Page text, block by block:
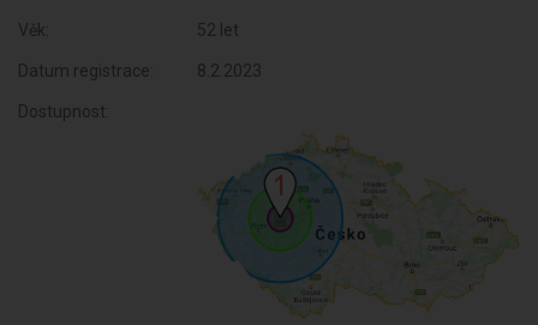
Věk: 52 let
Datum registrace: 8.2.2023
Dostupnost: